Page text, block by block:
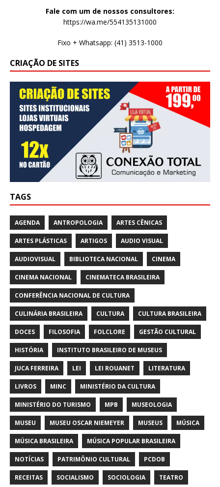
Fale com um de nossos consultores:
https://wa.me/554135131000
Fixo + Whatsapp: (41) 3513-1000
CRIAÇÃO DE SITES
TAGS
AGENDA ANTROPOLOGIA ARTES CÊNICAS
ARTES PLÁSTICAS ARTIGOS AUDIO VISUAL
AUDIOVISUAL BIBLIOTECA NACIONAL CINEMA
CINEMA NACIONAL CINEMATECA BRASILEIRA
CONFERÊNCIA NACIONAL DE CULTURA
CULINÁRIA BRASILEIRA CULTURA CULTURA BRASILEIRA
DOCES FILOSOFIA FOLCLORE GESTÃO CULTURAL
HISTÓRIA INSTITUTO BRASILEIRO DE MUSEUS
JUCA FERREIRA LEI LEI ROUANET LITERATURA
LIVROS MINC MINISTÉRIO DA CULTURA
MINISTÉRIO DO TURISMO MPB MUSEOLOGIA
MUSEU MUSEU OSCAR NIEMEYER MUSEUS MÚSICA
MÚSICA BRASILEIRA MÚSICA POPULAR BRASILEIRA
NOTÍCIAS PATRIMÔNIO CULTURAL PCDOB
RECEITAS SOCIALISMO SOCIOLOGIA TEATRO